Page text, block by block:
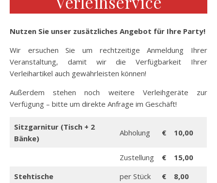
Nutzen Sie unser zusätzliches Angebot für Ihre Party!
Wir ersuchen Sie um rechtzeitige Anmeldung Ihrer
Veranstaltung, damit wir die Verfügbarkeit Ihrer
Verleihartikel auch gewährleisten können!
Außerdem stehen noch weitere Verleihgeräte zur
Verfügung – bitte um direkte Anfrage im Geschäft!
Sitzgarnitur (Tisch + 2
Bänke)
Abholung € 10,00
Zustellung €
15,00
Stehtische
per Stück € 8,00